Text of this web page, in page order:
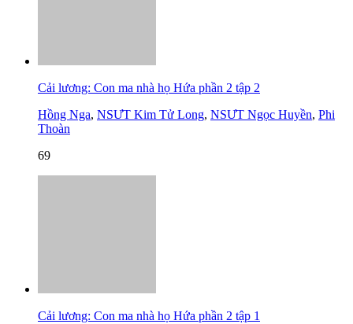
Cải lương: Con ma nhà họ Hứa phần 2 tập 2
Hồng Nga, NSƯT Kim Tử Long, NSƯT Ngọc Huyền, Phi
Thoàn
69
Cải lương: Con ma nhà họ Hứa phần 2 tập 1